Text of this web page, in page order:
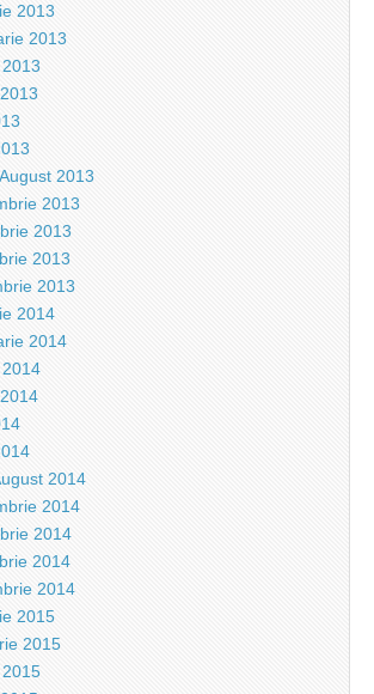
2013
2013
2013
2013
2013
2013
2013
2014
2014
2014
2014
2014
2014
2014
2015
2015